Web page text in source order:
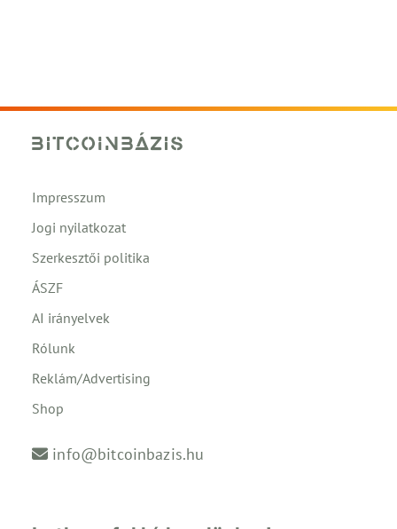
Impresszum
Jogi nyilatkozat
Szerkesztői politika
ÁSZF
AI irányelvek
Rólunk
Reklám/Advertising
Shop
info@bitcoinbazis.hu